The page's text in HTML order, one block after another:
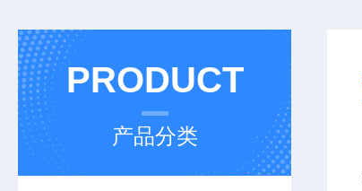
PRODUCT
产品分类